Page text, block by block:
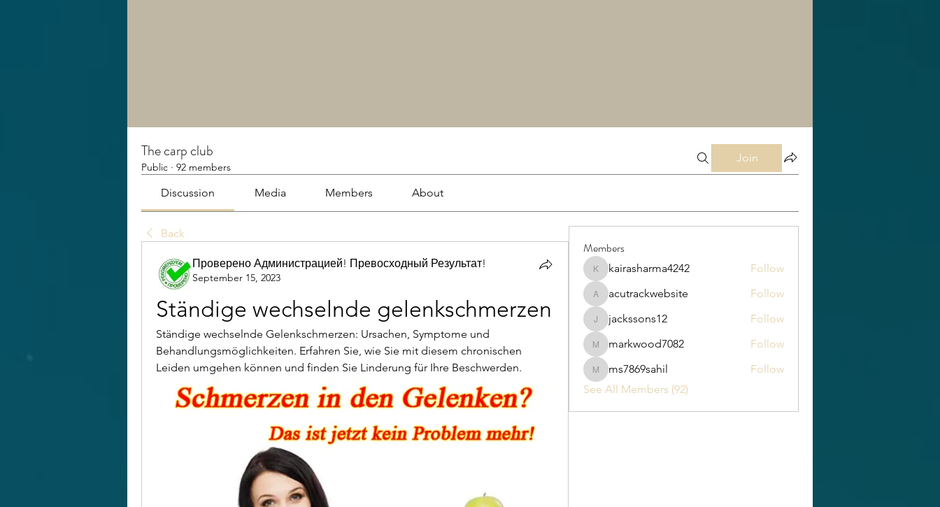
The carp club
Public · 92 members
Join
Discussion Media Members About
Back
Проверено Администрацией! Превосходный Результат!
September 15, 2023
Ständige wechselnde gelenkschmerzen
Ständige wechselnde Gelenkschmerzen: Ursachen, Symptome und
Behandlungsmöglichkeiten. Erfahren Sie, wie Sie mit diesem chronischen
Leiden umgehen können und finden Sie Linderung für Ihre Beschwerden.
Members
kairasharma4242
kairasharma4242 Follow
acutrackwebsite
acutrackwebsite Follow
jackssons12
jackssons12 Follow
markwood7082
markwood7082 Follow
ms7869sahil
ms7869sahil
Follow
See All Members (92)